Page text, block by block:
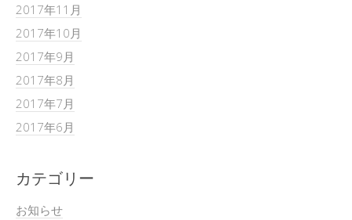
2017年11月
2017年10月
2017年9月
2017年8月
2017年7月
2017年6月
カテゴリー
お知らせ